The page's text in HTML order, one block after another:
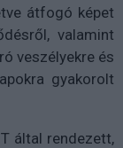
átfogó képet
valamint
veszélyekre és
gyakorolt
által rendezett,